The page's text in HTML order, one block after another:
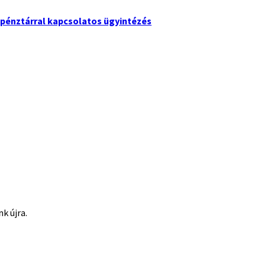
pénztárral kapcsolatos ügyintézés
újra.